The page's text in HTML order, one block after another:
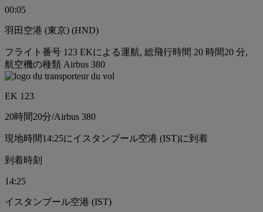
00:05
羽田空港 (東京) (HND)
フライト番号 123 EKによる運航, 総飛行時間 20 時間20 分,
航空機の種類 Airbus 380
EK 123
20時間20分/Airbus 380
現地時間14:25にイスタンブール空港 (IST)に到着
到着時刻
14:25
イスタンブール空港 (IST)